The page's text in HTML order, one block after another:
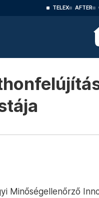
TELEX AFTER
Minőségellenőrző